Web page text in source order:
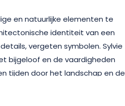
en natuurlijke elementen te
identiteit van een
vergeten symbolen. Sylvie
bijgeloof en de vaardigheden
tijden door het landschap en de